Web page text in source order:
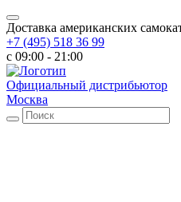
Доставка американских
+7 (495) 518 36 99
c 09:00 - 21:00
Официальный дистрибьютор
Москва